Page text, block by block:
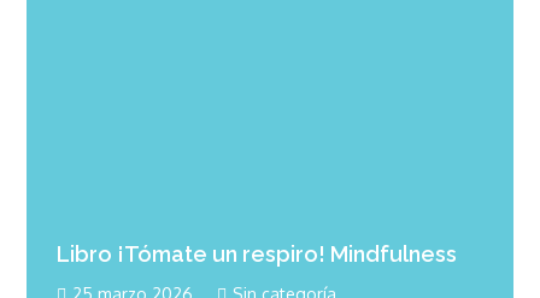
Libro ¡Tómate un respiro! Mindfulness
25 marzo 2026 Sin categoría